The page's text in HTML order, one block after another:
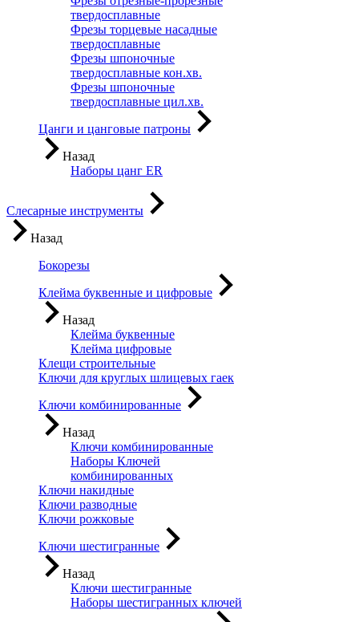
твердосплавные
Фрезы торцевые насадные
твердосплавные
Фрезы шпоночные
твердосплавные кон.хв.
Фрезы шпоночные
твердосплавные цил.хв.
Цанги и цанговые патроны
Назад
Наборы цанг ER
Слесарные инструменты
Назад
Бокорезы
Клейма буквенные и цифровые
Назад
Клейма буквенные
Клейма цифровые
Клещи строительные
Ключи для круглых шлицевых гаек
Ключи комбинированные
Назад
Ключи комбинированные
Наборы Ключей
комбинированных
Ключи накидные
Ключи разводные
Ключи рожковые
Ключи шестигранные
Назад
Ключи шестигранные
Наборы шестигранных ключей